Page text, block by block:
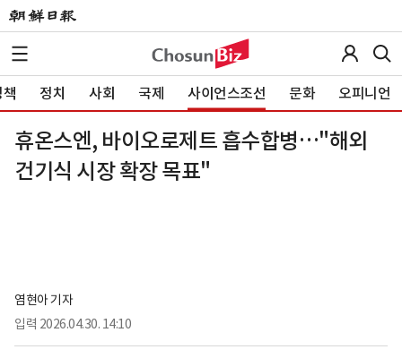
정치 사회 국제 사이언스조선 문화 오피니언
휴온스엔, 바이오로제트 흡수합병…"해외
건기식 시장 확장 목표"
염현아 기자
입력 2026.04.30. 14:10